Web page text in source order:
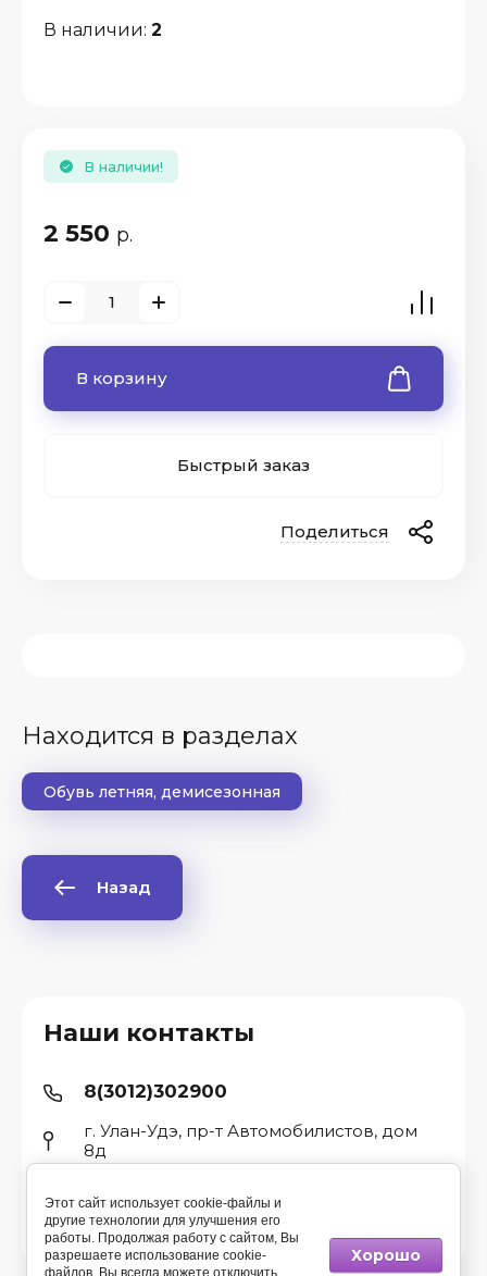
В наличии: 2
В наличии!
2 550 р.
В корзину
Быстрый заказ
Поделиться
Находится в разделах
Обувь летняя, демисезонная
Назад
© 2015 - 2026 Компания Спец
Наши контакты
8(3012)302900
г. Улан-Удэ, пр-т Автомобилистов, дом
8д
Этот сайт использует cookie-файлы и
другие технологии для улучшения его
работы. Продолжая работу с сайтом, Вы
разрешаете использование cookie-
файлов. Вы всегда можете отключить
Хорошо